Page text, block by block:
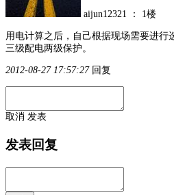
aijun12321 ： 1楼
用电计算之后，自己根据现场需要进行
三级配电两级保护。
2012-08-27 17:57:27 回复
取消 发表
发表回复